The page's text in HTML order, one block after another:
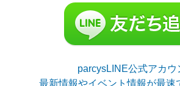
parcysLINE公式アカウ
最新情報やイベント情報が最速